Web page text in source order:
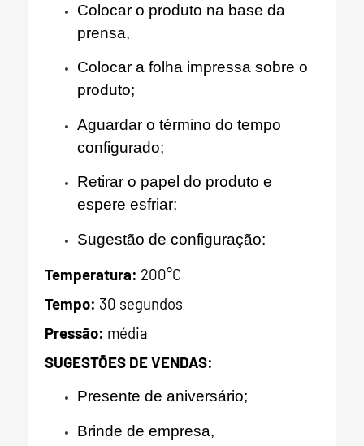
Colocar o produto na base da
prensa,
Colocar a folha impressa sobre o
produto;
Aguardar o término do tempo
configurado;
Retirar o papel do produto e
espere esfriar;
Sugestão de configuração:
Temperatura: 200°C
Tempo: 30 segundos
Pressão: média
SUGESTÕES DE VENDAS:
Presente de aniversário;
Brinde de empresa,